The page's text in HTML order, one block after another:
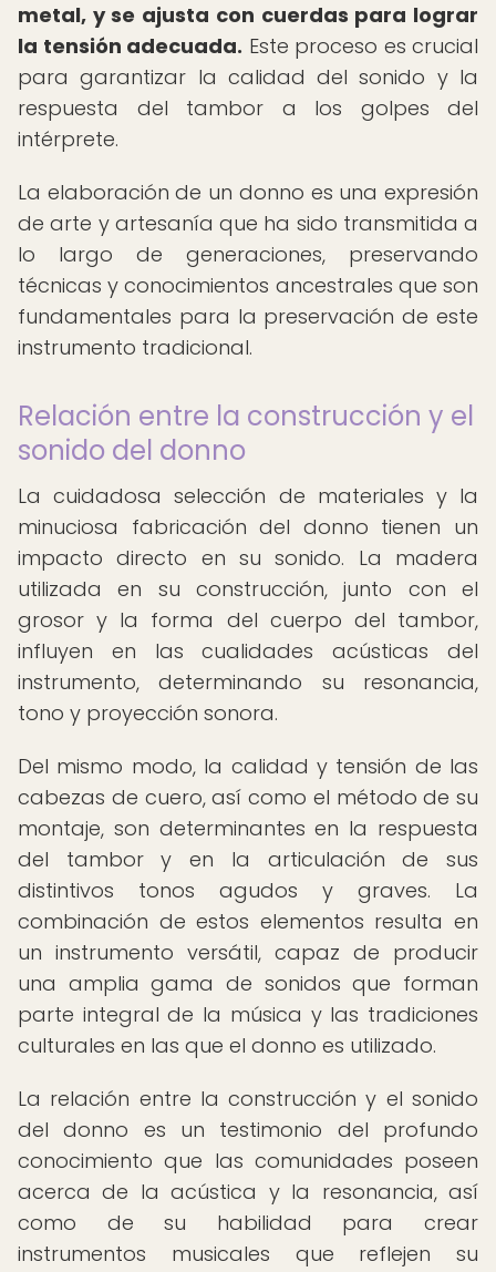
metal, y se ajusta con cuerdas para lograr
la tensión adecuada. Este proceso es crucial
para garantizar la calidad del sonido y la
respuesta del tambor a los golpes del
intérprete.
La elaboración de un donno es una expresión
de arte y artesanía que ha sido transmitida a
lo largo de generaciones, preservando
técnicas y conocimientos ancestrales que son
fundamentales para la preservación de este
instrumento tradicional.
Relación entre la construcción y el
sonido del donno
La cuidadosa selección de materiales y la
minuciosa fabricación del donno tienen un
impacto directo en su sonido. La madera
utilizada en su construcción, junto con el
grosor y la forma del cuerpo del tambor,
influyen en las cualidades acústicas del
instrumento, determinando su resonancia,
tono y proyección sonora.
Del mismo modo, la calidad y tensión de las
cabezas de cuero, así como el método de su
montaje, son determinantes en la respuesta
del tambor y en la articulación de sus
distintivos tonos agudos y graves. La
combinación de estos elementos resulta en
un instrumento versátil, capaz de producir
una amplia gama de sonidos que forman
parte integral de la música y las tradiciones
culturales en las que el donno es utilizado.
La relación entre la construcción y el sonido
del donno es un testimonio del profundo
conocimiento que las comunidades poseen
acerca de la acústica y la resonancia, así
como de su habilidad para crear
instrumentos musicales que reflejen su